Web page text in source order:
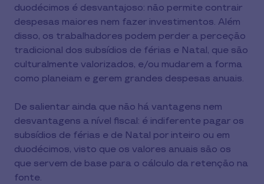
duodécimos é desvantajoso: não permite contrair
despesas maiores nem fazer investimentos. Além
disso, os trabalhadores podem perder a perceção
tradicional dos subsídios de férias e Natal, que são
culturalmente valorizados, e/ou mudarem a forma
como planeiam e gerem grandes despesas anuais.
De salientar ainda que não há vantagens nem
desvantagens a nível fiscal: é indiferente pagar os
subsídios de férias e de Natal por inteiro ou em
duodécimos, visto que os valores anuais são os
que servem de base para o cálculo da retenção na
fonte.